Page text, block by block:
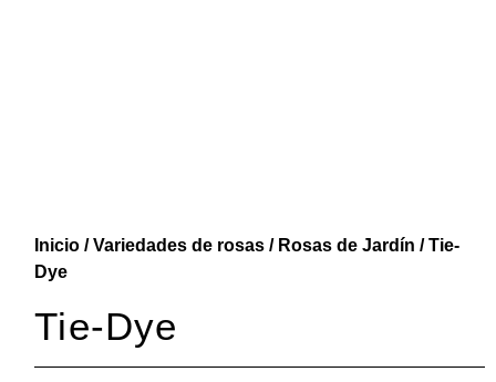
Inicio /Variedades de rosas / Rosas de Jardín / Tie-
Dye
Tie-Dye